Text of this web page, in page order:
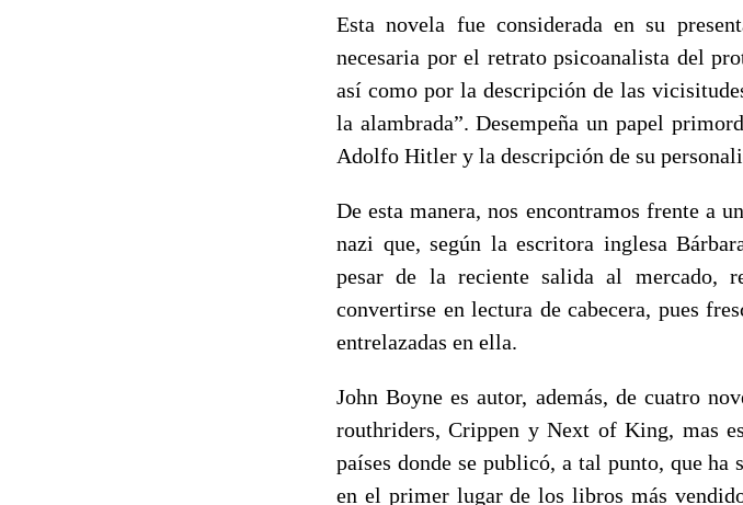
Esta novela fue considerada en su
necesaria por el retrato psicoanalista del
así como por la descripción de las
la alambrada”. Desempeña un papel
Adolfo Hitler y la descripción de su
De esta manera, nos encontramos frente a
nazi que, según la escritora inglesa
pesar de la reciente salida al mercado,
convertirse en lectura de cabecera, pues
entrelazadas en ella.
John Boyne es autor, además, de cuatro
routhriders, Crippen y Next of King, mas
países donde se publicó, a tal punto, que
en el primer lugar de los libros más